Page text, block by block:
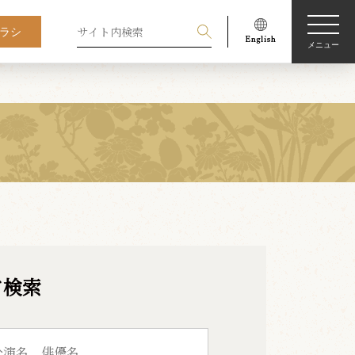
シ
メニュー
索